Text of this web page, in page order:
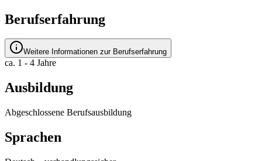
Berufserfahrung
Weitere Informationen zur Berufserfahrung
ca. 1 - 4 Jahre
Ausbildung
Abgeschlossene Berufsausbildung
Sprachen